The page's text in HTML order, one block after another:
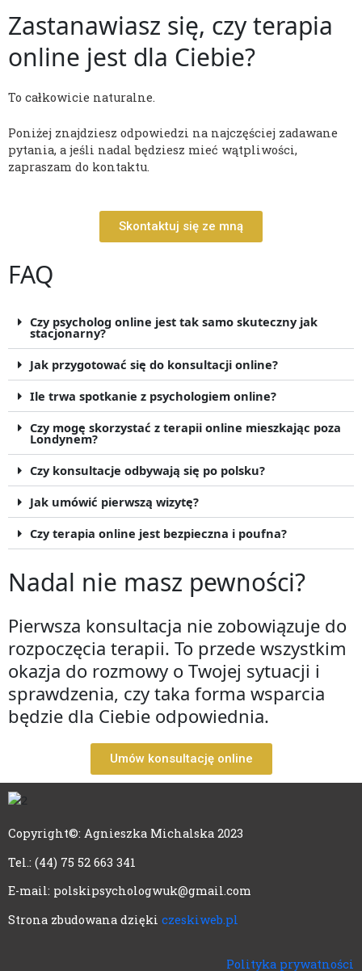
Zastanawiasz się, czy terapia
online jest dla Ciebie?
To całkowicie naturalne.
Poniżej znajdziesz odpowiedzi na najczęściej zadawane
pytania, a jeśli nadal będziesz mieć wątpliwości,
zapraszam do kontaktu.
Skontaktuj się ze mną
FAQ
Czy psycholog online jest tak samo skuteczny jak
stacjonarny?
Jak przygotować się do konsultacji online?
Ile trwa spotkanie z psychologiem online?
Czy mogę skorzystać z terapii online mieszkając poza
Londynem?
Czy konsultacje odbywają się po polsku?
Jak umówić pierwszą wizytę?
Czy terapia online jest bezpieczna i poufna?
Nadal nie masz pewności?
Pierwsza konsultacja nie zobowiązuje do
rozpoczęcia terapii. To przede wszystkim
okazja do rozmowy o Twojej sytuacji i
sprawdzenia, czy taka forma wsparcia
będzie dla Ciebie odpowiednia.
Umów konsultację online
Copyright©: Agnieszka Michalska 2023
Tel.: (44) 75 52 663 341
E-mail: polskipsychologwuk@gmail.com
Strona zbudowana dzięki czeskiweb.pl
Polityka prywatności